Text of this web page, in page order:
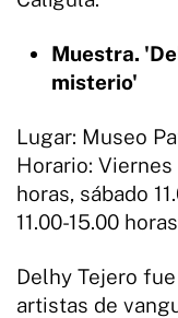
Muestra.
misterio'
Lugar: Museo
Horario: Viernes
horas, sábado
11.00-15.00
Delhy Tejero
artistas de